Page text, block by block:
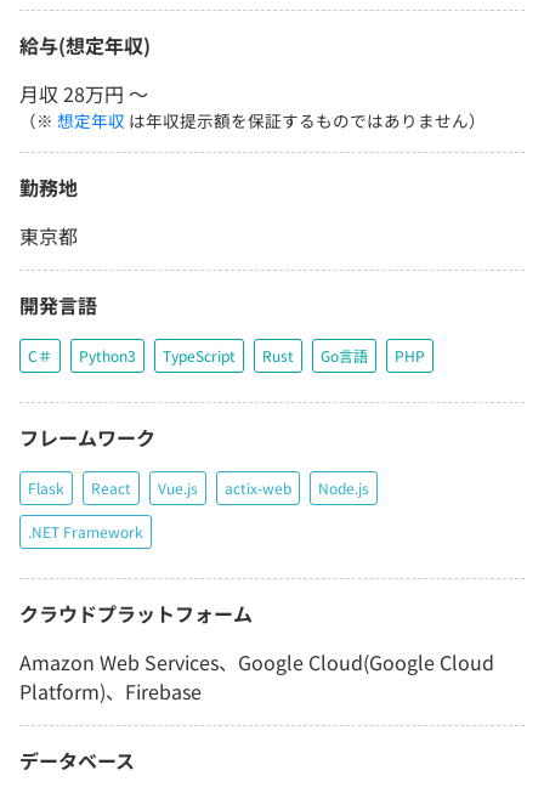
給与(想定年収)
月収 28万円 〜
（※ 想定年収 は年収提示額を保証するものではありません）
勤務地
東京都
開発言語
C＃ Python3 TypeScript Rust Go言語 PHP
フレームワーク
Flask React Vue.js actix-web Node.js
.NET Framework
クラウドプラットフォーム
Amazon Web Services、Google Cloud(Google Cloud
Platform)、Firebase
データベース